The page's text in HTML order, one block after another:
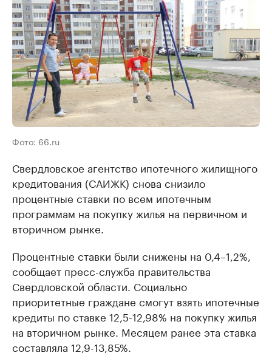
Фото: 66.ru
Свердловское агентство ипотечного жилищного
кредитования (САИЖК) снова снизило
процентные ставки по всем ипотечным
программам на покупку жилья на первичном и
вторичном рынке.
Процентные ставки были снижены на 0,4–1,2%,
сообщает пресс-служба правительства
Свердловской области. Социально
приоритетные граждане смогут взять ипотечные
кредиты по ставке 12,5-12,98% на покупку жилья
на вторичном рынке. Месяцем ранее эта ставка
составляла 12,9-13,85%.